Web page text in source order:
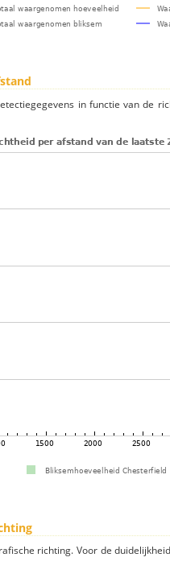
in functie van de
richting. Voor de